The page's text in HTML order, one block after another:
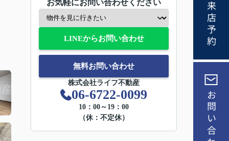
来店予約
お問い合わせ
お気軽にお問い合わせください
LINEからお問い合わせ
無料お問い合わせ
株式会社ライフ不動産
06-6722-0099
10：00～19：00
（休：不定休）